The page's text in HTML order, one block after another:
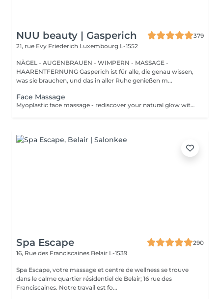
NUU beauty | Gasperich
379
21, rue Evy Friederich Luxembourg L-1552
NÄGEL - AUGENBRAUEN - WIMPERN - MASSAGE -
HAARENTFERNUNG Gasperich ist für alle, die genau wissen,
was sie brauchen, und das in aller Ruhe genießen m...
Face Massage
Myoplastic face massage - rediscover your natural glow with the deeply rejuvenating myoplastic face massage. This unique technique works not only on the surface of your skin but also on the deeper layers of muscles and fascia. Through precise, sculpting movements, it releases tension, improves circulation, and restores elasticity. The result? A lifted, defined, and radiant look that feels as refreshing as it appears. Every session is like a reset for your face leaving you looking youthful, relaxed, and glowing with vitality. Express Facial Massage is designed for those who value their time while expecting visible, refined results. This 30-minute lifting massage focuses on precise muscle stimulation to restore facial tone, improve skin firmness, and redefine the natural facial contour. The treatment helps reduce visible signs of fatigue while stimulating microcirculation, allowing the skin to regain a fresh, radiant, and naturally healthy glow. Perfect as an additional boost to your body massage for complete relaxation and rejuvenation. Important: This treatment is available only as an add-on to any body massage and cannot be booked as a standalone service.
Spa Escape
290
16, Rue des Franciscaines Belair L-1539
Spa Escape, votre massage et centre de wellness se trouve
dans le calme quartier résidentiel de Belair; 16 rue des
Franciscaines. Notre travail est fo...